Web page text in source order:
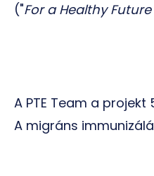
("For a Healthy
A PTE Team a
A migráns